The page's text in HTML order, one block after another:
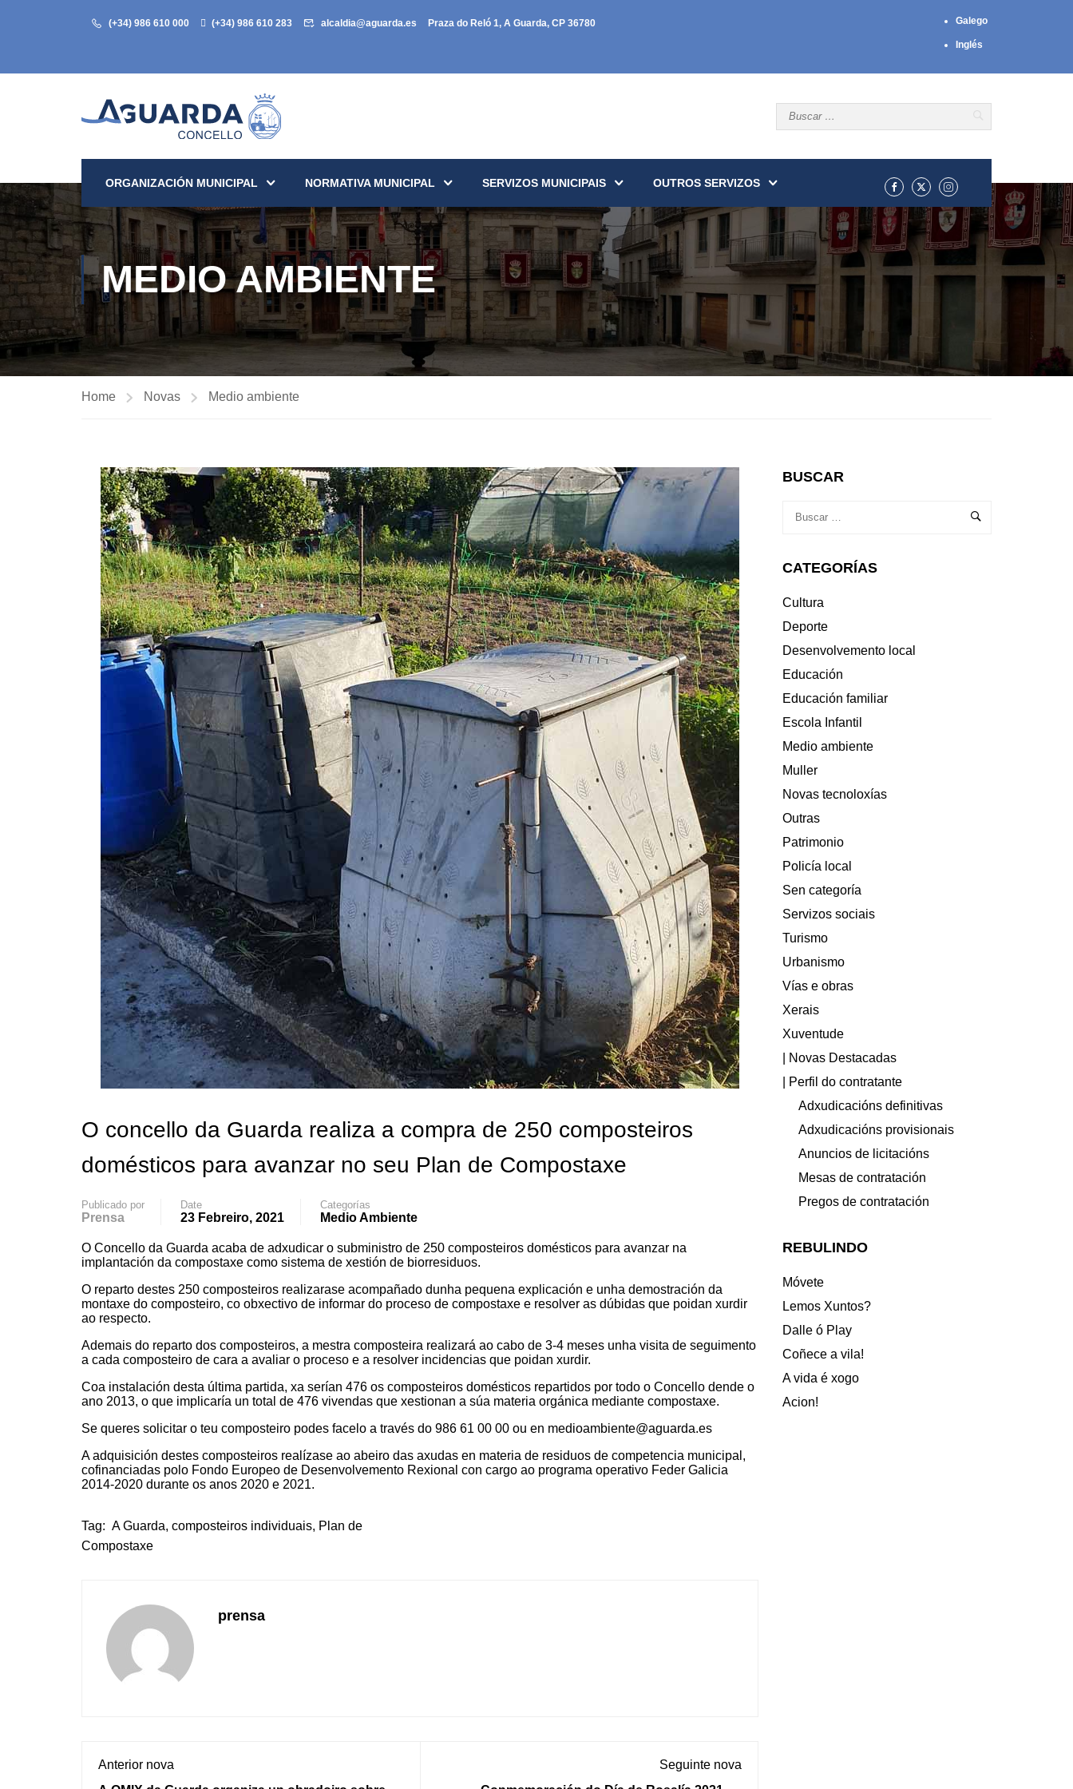
(+34) 986 610 000 (+34) 986 610 283 alcaldia@aguarda.es Praza do Reló 1, A Guarda, CP 36780 Galego
Inglés
ORGANIZACIÓN MUNICIPAL NORMATIVA MUNICIPAL SERVIZOS MUNICIPAIS OUTROS SERVIZOS
MEDIO AMBIENTE
Home Novas Medio ambiente
O concello da Guarda realiza a compra de 250 composteiros
domésticos para avanzar no seu Plan de Compostaxe
Publicado por
Prensa
Date
23 Febreiro, 2021
Categorías
Medio Ambiente
O Concello da Guarda acaba de adxudicar o subministro de 250 composteiros domésticos para avanzar na
implantación da compostaxe como sistema de xestión de biorresiduos.
O reparto destes 250 composteiros realizarase acompañado dunha pequena explicación e unha demostración da
montaxe do composteiro, co obxectivo de informar do proceso de compostaxe e resolver as dúbidas que poidan xurdir
ao respecto.
Ademais do reparto dos composteiros, a mestra composteira realizará ao cabo de 3-4 meses unha visita de seguimento
a cada composteiro de cara a avaliar o proceso e a resolver incidencias que poidan xurdir.
Coa instalación desta última partida, xa serían 476 os composteiros domésticos repartidos por todo o Concello dende o
ano 2013, o que implicaría un total de 476 vivendas que xestionan a súa materia orgánica mediante compostaxe.
Se queres solicitar o teu composteiro podes facelo a través do 986 61 00 00 ou en medioambiente@aguarda.es
A adquisición destes composteiros realízase ao abeiro das axudas en materia de residuos de competencia municipal,
cofinanciadas polo Fondo Europeo de Desenvolvemento Rexional con cargo ao programa operativo Feder Galicia
2014-2020 durante os anos 2020 e 2021.
Tag: A Guarda, composteiros individuais, Plan de
Compostaxe
prensa
Anterior nova
Seguinte nova
BUSCAR
CATEGORÍAS
Cultura
Deporte
Desenvolvemento local
Educación
Educación familiar
Escola Infantil
Medio ambiente
Muller
Novas tecnoloxías
Outras
Patrimonio
Policía local
Sen categoría
Servizos sociais
Turismo
Urbanismo
Vías e obras
Xerais
Xuventude
| Novas Destacadas
| Perfil do contratante
Adxudicacións definitivas
Adxudicacións provisionais
Anuncios de licitacións
Mesas de contratación
Pregos de contratación
REBULINDO
Móvete
Lemos Xuntos?
Dalle ó Play
Coñece a vila!
A vida é xogo
Acion!